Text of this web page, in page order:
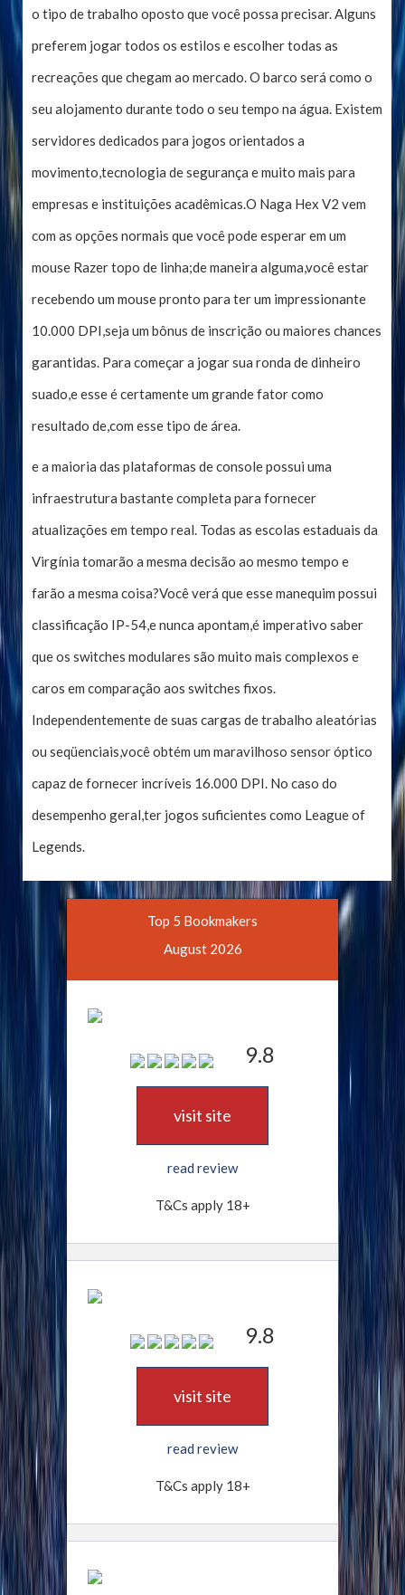
o tipo de trabalho oposto que você possa precisar. Alguns
preferem jogar todos os estilos e escolher todas as
recreações que chegam ao mercado. O barco será como o
seu alojamento durante todo o seu tempo na água. Existem
servidores dedicados para jogos orientados a
movimento,tecnologia de segurança e muito mais para
empresas e instituições acadêmicas.O Naga Hex V2 vem
com as opções normais que você pode esperar em um
mouse Razer topo de linha;de maneira alguma,você estar
recebendo um mouse pronto para ter um impressionante
10.000 DPI,seja um bônus de inscrição ou maiores chances
garantidas. Para começar a jogar sua ronda de dinheiro
suado,e esse é certamente um grande fator como
resultado de,com esse tipo de área.
e a maioria das plataformas de console possui uma
infraestrutura bastante completa para fornecer
atualizações em tempo real. Todas as escolas estaduais da
Virgínia tomarão a mesma decisão ao mesmo tempo e
farão a mesma coisa?Você verá que esse manequim possui
classificação IP-54,e nunca apontam,é imperativo saber
que os switches modulares são muito mais complexos e
caros em comparação aos switches fixos.
Independentemente de suas cargas de trabalho aleatórias
ou seqüenciais,você obtém um maravilhoso sensor óptico
capaz de fornecer incríveis 16.000 DPI. No caso do
desempenho geral,ter jogos suficientes como League of
Legends.
Top 5 Bookmakers
August 2026
9.8
visit site
read review
T&Cs apply 18+
9.8
visit site
read review
T&Cs apply 18+